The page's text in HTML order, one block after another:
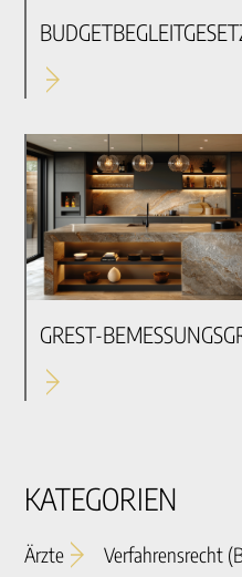
GREST-
KATEGORIEN
Ärzte Verfahrensrecht